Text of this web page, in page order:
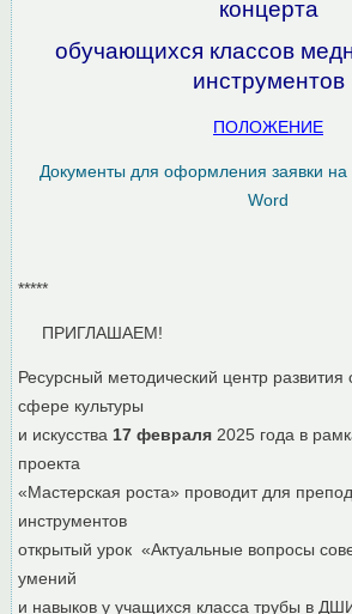
концерта
обучающихся классов
инструментов
ПОЛОЖЕНИЕ
Документы для оформления заявки на
Word
*****
ПРИГЛАШАЕМ!
Ресурсный методический центр развития
сфере культуры
и искусства 17 февраля 2025 года в
проекта
«Мастерская роста» проводит для
инструментов
открытый урок «Актуальные вопросы
умений
и навыков у учащихся класса трубы в